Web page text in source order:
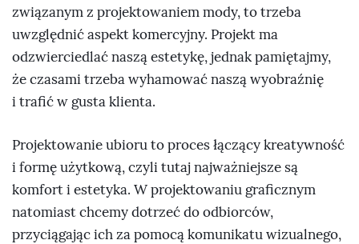
związanym z projektowaniem mody, to trzeba
uwzględnić aspekt komercyjny. Projekt ma
odzwierciedlać naszą estetykę, jednak pamiętajmy,
że czasami trzeba wyhamować naszą wyobraźnię
i trafić w gusta klienta.
Projektowanie ubioru to proces łączący kreatywność
i formę użytkową, czyli tutaj najważniejsze są
komfort i estetyka. W projektowaniu graficznym
natomiast chcemy dotrzeć do odbiorców,
przyciągając ich za pomocą komunikatu wizualnego,